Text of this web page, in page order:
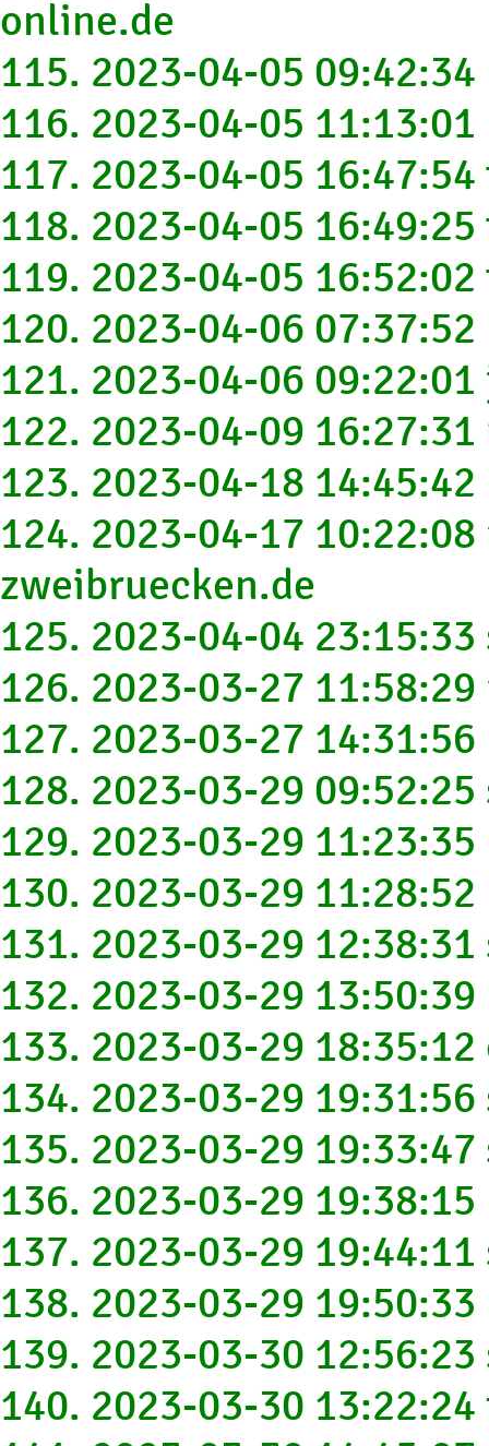
online.de
115. 2023-04-05
116. 2023-04-05
117. 2023-04-05
118. 2023-04-05
119. 2023-04-05
120. 2023-04-06
121. 2023-04-06
122. 2023-04-09
123. 2023-04-18
124. 2023-04-17
zweibruecken.de
125. 2023-04-04
126. 2023-03-27
127. 2023-03-27
128. 2023-03-29
129. 2023-03-29
130. 2023-03-29
131. 2023-03-29
132. 2023-03-29
133. 2023-03-29
134. 2023-03-29
135. 2023-03-29
136. 2023-03-29
137. 2023-03-29
138. 2023-03-29
139. 2023-03-30
140. 2023-03-30